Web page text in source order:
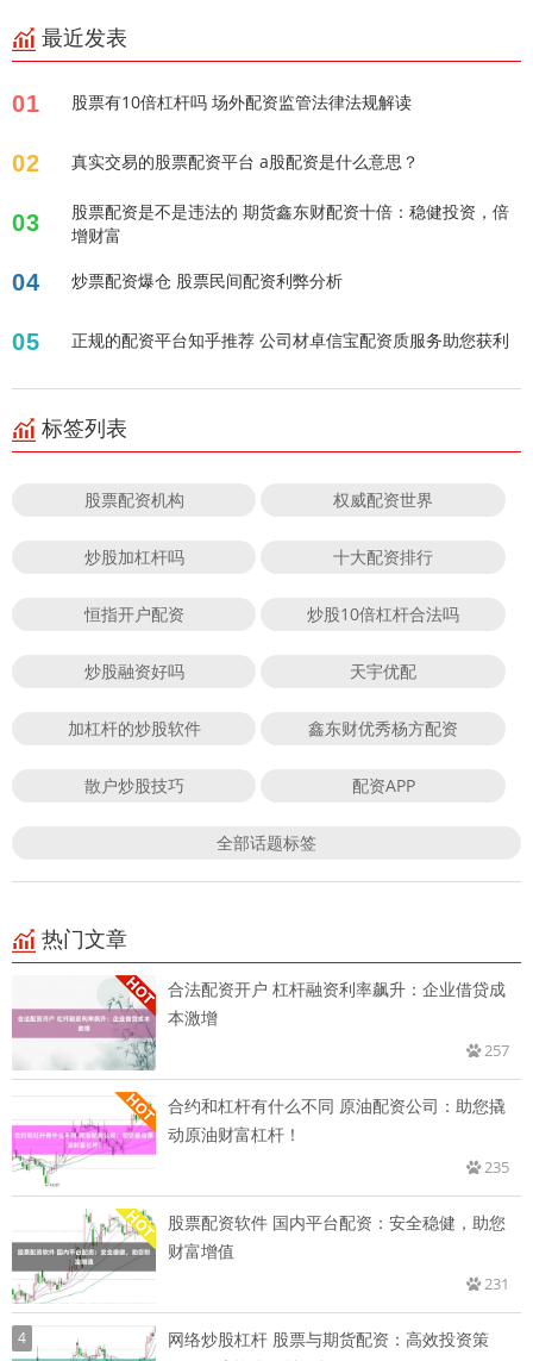
最近发表
01 股票有10倍杠杆吗 场外配资监管法律法规解读
02 真实交易的股票配资平台 a股配资是什么意思？
03
股票配资是不是违法的 期货鑫东财配资十倍：稳健投资，倍
增财富
04 炒票配资爆仓 股票民间配资利弊分析
05 正规的配资平台知乎推荐 公司材卓信宝配资质服务助您获利
标签列表
股票配资机构 权威配资世界
炒股加杠杆吗 十大配资排行
恒指开户配资 炒股10倍杠杆合法吗
炒股融资好吗 天宇优配
加杠杆的炒股软件 鑫东财优秀杨方配资
散户炒股技巧 配资APP
全部话题标签
热门文章
合法配资开户 杠杆融资利率飙升：企业借贷成
本激增
257
合约和杠杆有什么不同 原油配资公司：助您撬
动原油财富杠杆！
235
股票配资软件 国内平台配资：安全稳健，助您
财富增值
231
4
网络炒股杠杆 股票与期货配资：高效投资策